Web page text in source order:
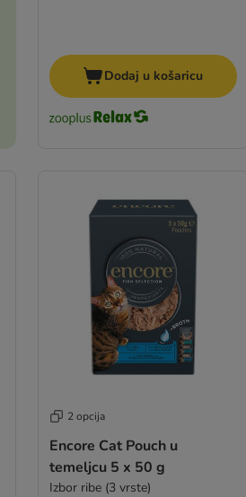
Dodaj u košaricu
2 opcija
Encore Cat Pouch u
temeljcu 5 x 50 g
Izbor ribe (3 vrste)